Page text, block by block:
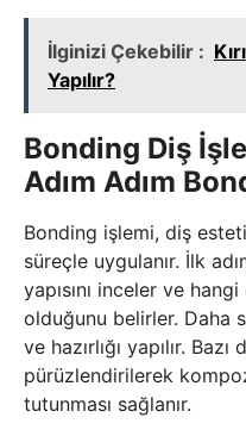
İlginizi Çekebilir :
Yapılır?
Bonding Diş
Adım Adım
Bonding işlemi, diş
süreçle uygulanır. İlk
yapısını inceler ve
olduğunu belirler. Daha
ve hazırlığı yapılır.
pürüzlendirilerek
tutunması sağlanır.